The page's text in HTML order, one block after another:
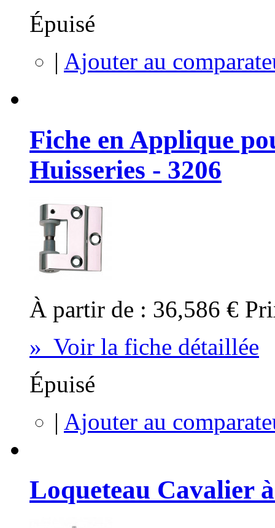
Épuisé
| Ajouter au
Fiche en Applique
Huisseries - 3206
À partir de : 36,586 €
» Voir la fiche détaillée
Épuisé
| Ajouter au
Loqueteau Cavalier